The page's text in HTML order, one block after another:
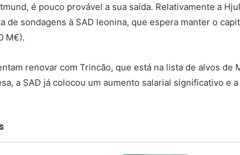
é pouco provável a sua saída. Relativamente a
de sondagens à SAD leonina, que espera manter o
M€).
renovar com Trincão, que está na lista de alvos de
a SAD já colocou um aumento salarial significativo e